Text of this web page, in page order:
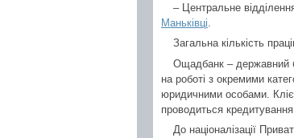
– Центральне
Маньківці
Загальна кількість
Ощадбанк – державний
на роботі з окремими
юридичними особами.
проводиться кредитування
До націоналізації